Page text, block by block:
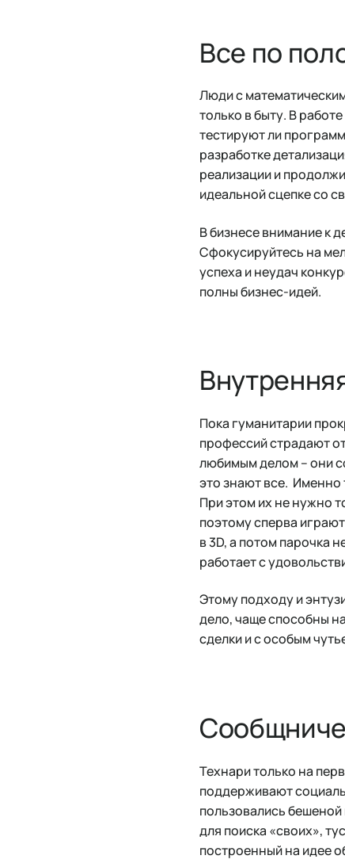
Все по
Люди с
только в быту. В
тестируют ли
разработке
реализации и
идеальной сцепке со
В бизнесе внимание к
Сфокусируйтесь на
успеха и неудач
полны бизнес-идей.
Пока гуманитарии
профессий страдают
любимым делом – они
это знают все. Именно
При этом их не нужно
поэтому сперва
в 3D, а потом парочка
работает с
Этому подходу и
дело, чаще способны
сделки и с особым
Технари только на
поддерживают
пользовались
для поиска «своих»,
построенный на идее